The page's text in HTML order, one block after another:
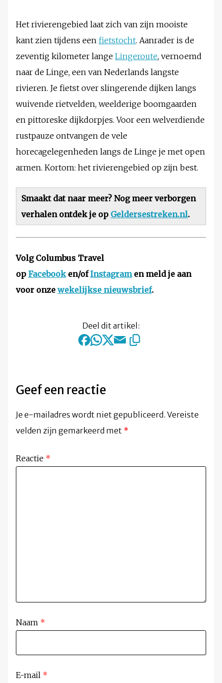
Het rivierengebied laat zich van zijn mooiste
kant zien tijdens een fietstocht. Aanrader is de
zeventig kilometer lange Lingeroute, vernoemd
naar de Linge, een van Nederlands langste
rivieren. Je fietst over slingerende dijken langs
wuivende rietvelden, weelderige boomgaarden
en pittoreske dijkdorpjes. Voor een welverdiende
rustpauze ontvangen de vele
horecagelegenheden langs de Linge je met open
armen. Kortom: het rivierengebied op zijn best.
Smaakt dat naar meer? Nog meer verborgen
verhalen ontdek je op Geldersestreken.nl.
Volg Columbus Travel
op Facebooken/ofInstagramen meld je aan
voor onze wekelijkse nieuwsbrief.
Deel dit artikel:
Geef een reactie
Je e-mailadres wordt niet gepubliceerd. Vereiste
velden zijn gemarkeerd met *
Reactie *
Naam *
E-mail *